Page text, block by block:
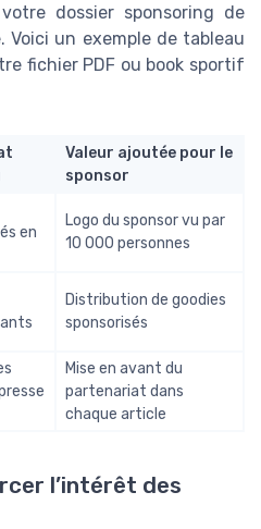
dossier sponsoring de
un exemple de tableau
fichier PDF ou book sportif
Valeur ajoutée pour le
sponsor
en
Logo du sponsor vu par
10 000 personnes
Distribution de goodies
sponsorisés
Mise en avant du
partenariat dans
chaque article
l’intérêt des